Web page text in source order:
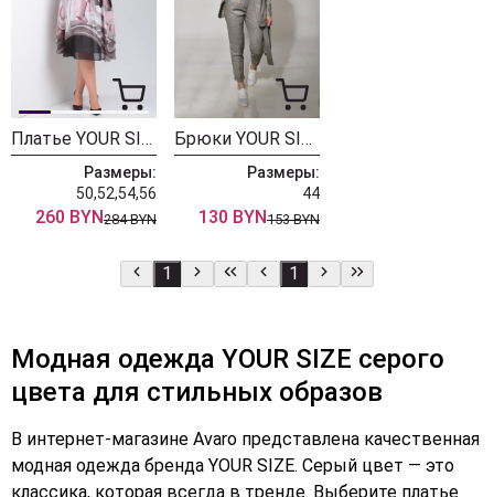
Платье YOUR SIZE 2220 розово-серый принт
Размеры:
50,52,54,56
260 BYN284 BYN
Брюки YOUR SIZE 2029
Размеры:
44
130 BYN153 BYN
1 1
Модная одежда YOUR SIZE серого
цвета для стильных образов
В интернет-магазине Avaro представлена качественная
модная одежда бренда YOUR SIZE. Серый цвет — это
классика, которая всегда в тренде. Выберите платье